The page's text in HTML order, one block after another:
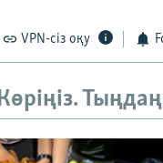
VPN-сіз оқу